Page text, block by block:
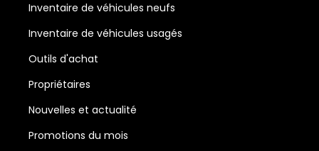
Inventaire de véhicules neufs
Inventaire de véhicules usagés
Outils d'achat
Propriétaires
Nouvelles et actualité
Promotions du mois